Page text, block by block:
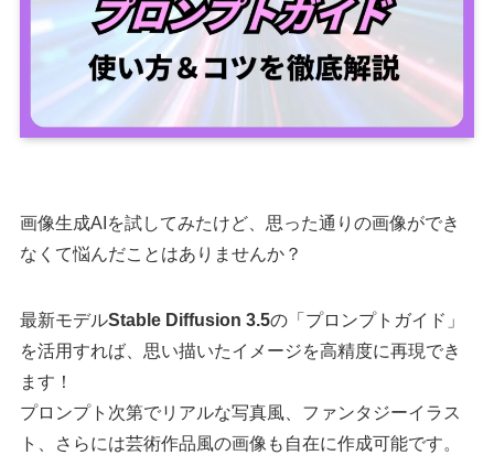
画像生成AIを試してみたけど、思った通りの画像ができ
なくて悩んだことはありませんか？
最新モデルStable Diffusion 3.5の「プロンプトガイド」
を活用すれば、思い描いたイメージを高精度に再現でき
ます！
プロンプト次第でリアルな写真風、ファンタジーイラス
ト、さらには芸術作品風の画像も自在に作成可能です。